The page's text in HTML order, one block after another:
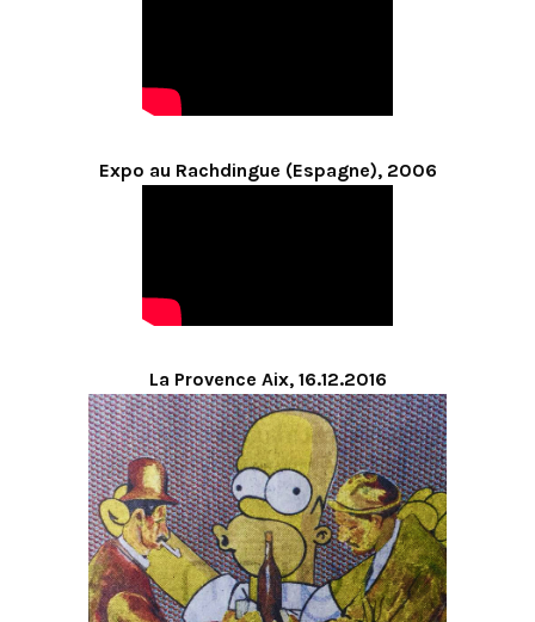
Expo au Rachdingue (Espagne), 2006
La Provence Aix, 16.12.2016